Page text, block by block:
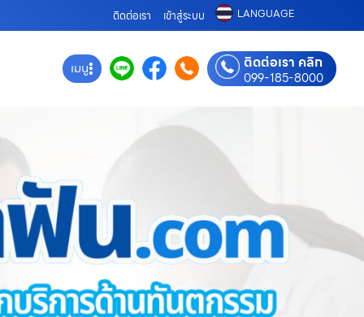
ติดต่อเรา เข้าสู่ระบบ LANGUAGE
เมนู ติดต่อเรา คลิก
099-185-8000